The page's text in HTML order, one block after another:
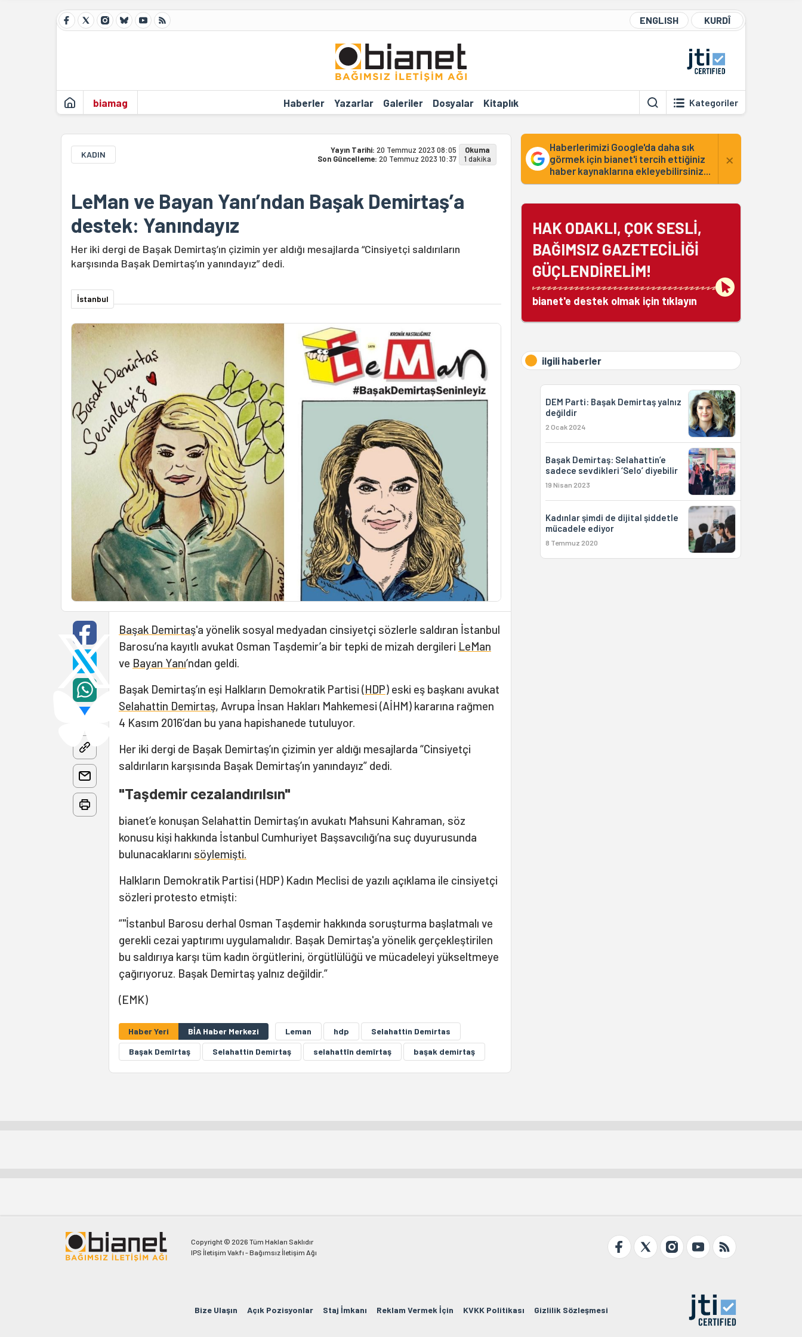
ENGLISH KURDÎ
biamag Haberler Yazarlar Galeriler Dosyalar Kitaplık Kategoriler
KADIN Yayın Tarihi: 20 Temmuz 2023 08:05
Son Güncelleme: 20 Temmuz 2023 10:37
Okuma
1 dakika
LeMan ve Bayan Yanı’ndan Başak Demirtaş’a
destek: Yanındayız
Her iki dergi de Başak Demirtaş’ın çizimin yer aldığı mesajlarda “Cinsiyetçi saldırıların
karşısında Başak Demirtaş’ın yanındayız” dedi.
İstanbul
Başak Demirtaş'a yönelik sosyal medyadan cinsiyetçi sözlerle saldıran İstanbul
Barosu’na kayıtlı avukat Osman Taşdemir’a bir tepki de mizah dergileri LeMan
ve Bayan Yanı’ndan geldi.
Başak Demirtaş’ın eşi Halkların Demokratik Partisi (HDP) eski eş başkanı avukat
Selahattin Demirtaş, Avrupa İnsan Hakları Mahkemesi (AİHM) kararına rağmen
4 Kasım 2016’dan bu yana hapishanede tutuluyor.
Her iki dergi de Başak Demirtaş’ın çizimin yer aldığı mesajlarda “Cinsiyetçi
saldırıların karşısında Başak Demirtaş’ın yanındayız” dedi.
"Taşdemir cezalandırılsın"
bianet’e konuşan Selahattin Demirtaş’ın avukatı Mahsuni Kahraman, söz
konusu kişi hakkında İstanbul Cumhuriyet Başsavcılığı’na suç duyurusunda
bulunacaklarını söylemişti.
Halkların Demokratik Partisi (HDP) Kadın Meclisi de yazılı açıklama ile cinsiyetçi
sözleri protesto etmişti:
“"İstanbul Barosu derhal Osman Taşdemir hakkında soruşturma başlatmalı ve
gerekli cezai yaptırımı uygulamalıdır. Başak Demirtaş'a yönelik gerçekleştirilen
bu saldırıya karşı tüm kadın örgütlerini, örgütlülüğü ve mücadeleyi yükseltmeye
çağırıyoruz. Başak Demirtaş yalnız değildir.”
(EMK)
Haber Yeri BİA Haber Merkezi Leman hdp
Selahattin Demirtas
Başak Demîrtaş
Selahattin Demirtaş selahattîn demîrtaş başak demirtaş
Haberlerimizi Google'da daha sık
görmek için bianet'i tercih ettiğiniz
haber kaynaklarına ekleyebilirsiniz...
×
HAK ODAKLI, ÇOK SESLİ,
BAĞIMSIZ GAZETECİLİĞİ
GÜÇLENDİRELİM!
bianet'e destek olmak için tıklayın
ilgili haberler
DEM Parti: Başak Demirtaş yalnız
değildir
2 Ocak 2024
Başak Demirtaş: Selahattin’e
sadece sevdikleri ‘Selo’ diyebilir
19 Nisan 2023
Kadınlar şimdi de dijital şiddetle
mücadele ediyor
8 Temmuz 2020
Copyright © 2026 Tüm Hakları Saklıdır
IPS İletişim Vakfı - Bağımsız İletişim Ağı
Bize Ulaşın Açık Pozisyonlar Staj İmkanı Reklam Vermek İçin KVKK Politikası Gizlilik Sözleşmesi